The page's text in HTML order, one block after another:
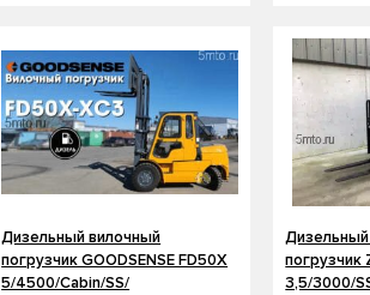
Дизельный вилочный
погрузчик GOODSENSE FD50X
5/4500/Cabin/SS/
погрузчик
3,5/3000/